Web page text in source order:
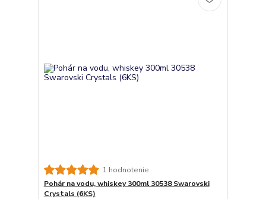
1 hodnotenie
Pohár na vodu, whiskey 300ml 30538 Swarovski
Crystals (6KS)